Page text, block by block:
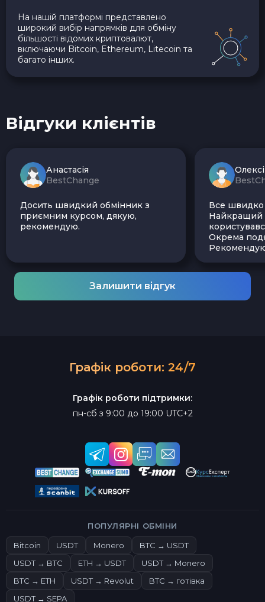
На нашій платформі представлено
широкий вибір напрямків для обміну
більшості відомих криптовалют,
включаючи Bitcoin, Ethereum, Litecoin та
багато інших.
Відгуки клієнтів
Анастасія
BestChange
Досить швидкий обмінник з
приємним курсом, дякую,
рекомендую.
Все швидко
Найкращий
Окрема
Залишити відгук
Графік роботи: 24/7
Графік роботи підтримки:
пн-сб з 9:00 до 19:00 UTC+2
ПОПУЛЯРНІ ОБМІНИ
Bitcoin USDT Monero
BTC → USDT
USDT → BTC
ETH → USDT
USDT → Monero
BTC → ETH
USDT → Revolut
BTC → готівка
USDT → SEPA